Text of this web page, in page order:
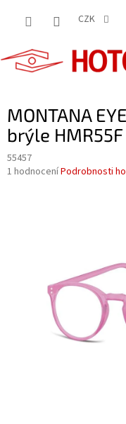
CZK
MONTANA
brýle
55457
Průměrné
1 hodnoceníPodrobnosti